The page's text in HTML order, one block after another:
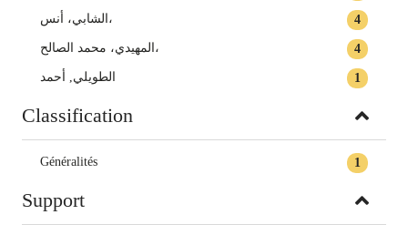
4 الشابي، أنس،
4 المهيدي، محمد الصالح،
1 الطويلي, أحمد
Classification
1
Généralités
Support